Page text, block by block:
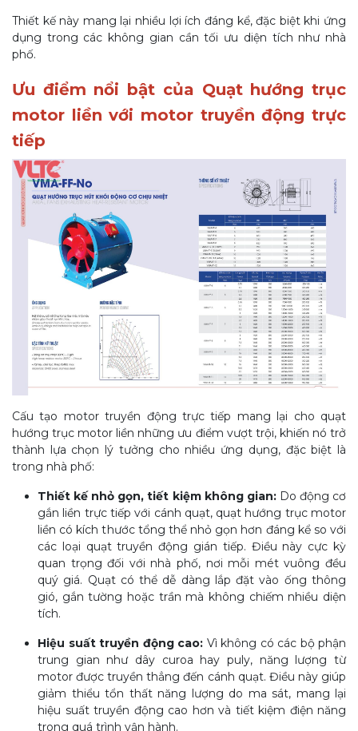
Thiết kế này mang lại nhiều lợi ích đáng kể, đặc biệt khi ứng
dụng trong các không gian cần tối ưu diện tích như nhà
phố.
Ưu điểm nổi bật của Quạt hướng trục
motor liền với motor truyền động trực
tiếp
Cấu tạo motor truyền động trực tiếp mang lại cho quạt
hướng trục motor liền những ưu điểm vượt trội, khiến nó trở
thành lựa chọn lý tưởng cho nhiều ứng dụng, đặc biệt là
trong nhà phố:
Thiết kế nhỏ gọn, tiết kiệm không gian:Do động cơ
gắn liền trực tiếp với cánh quạt, quạt hướng trục motor
liền có kích thước tổng thể nhỏ gọn hơn đáng kể so với
các loại quạt truyền động gián tiếp. Điều này cực kỳ
quan trọng đối với nhà phố, nơi mỗi mét vuông đều
quý giá. Quạt có thể dễ dàng lắp đặt vào ống thông
gió, gắn tường hoặc trần mà không chiếm nhiều diện
tích.
Hiệu suất truyền động cao: Vì không có các bộ phận
trung gian như dây curoa hay puly, năng lượng từ
motor được truyền thẳng đến cánh quạt. Điều này giúp
giảm thiểu tổn thất năng lượng do ma sát, mang lại
hiệu suất truyền động cao hơn và tiết kiệm điện năng
trong quá trình vận hành.